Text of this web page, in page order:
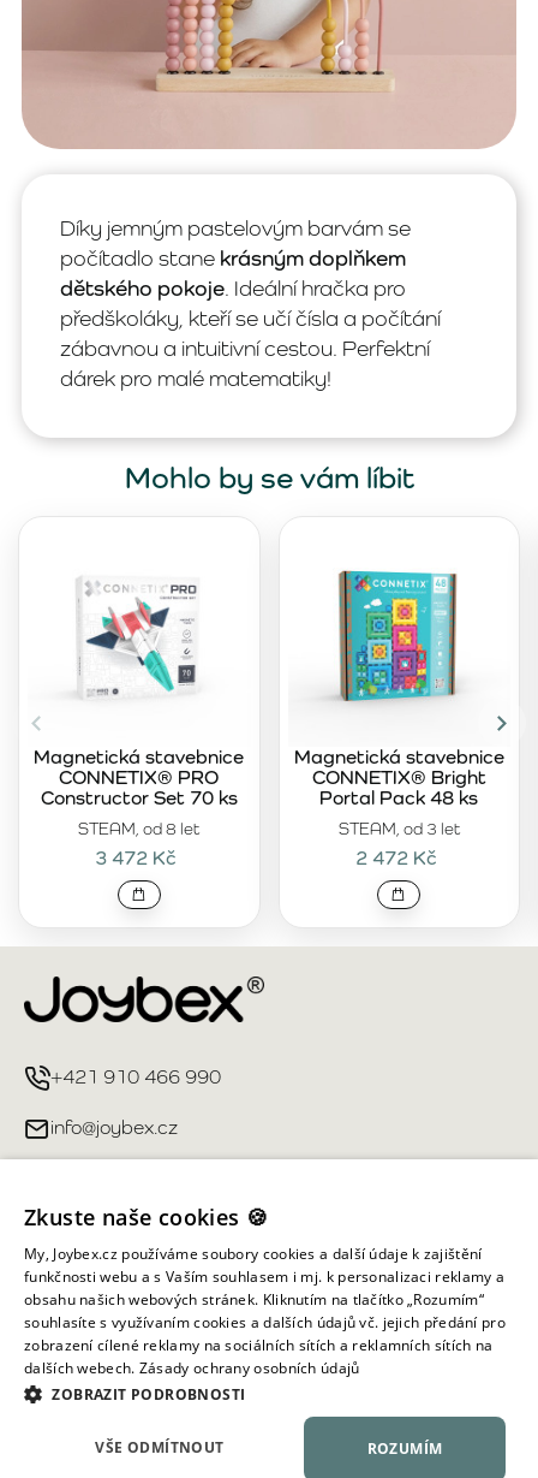
Díky jemným pastelovým barvám se
počítadlo stane krásným doplňkem
dětského pokoje. Ideální hračka pro
předškoláky, kteří se učí čísla a počítání
zábavnou a intuitivní cestou. Perfektní
dárek pro malé matematiky!
Mohlo by se vám líbit
STEAM, od 8 let
Magnetická stavebnice
CONNETIX® PRO
Constructor Set 70 ks
3 472 Kč
STEAM, od 3 let
Magnetická stavebnice
CONNETIX® Bright
Portal Pack 48 ks
2 472 Kč
+421 910 466 990
info@joybex.cz
Můj účet
Informace obchodu
Všechna práva vyhrazena ©
Zkuste naše cookies 🍪
My, Joybex.cz používáme soubory cookies a další údaje k zajištění
funkčnosti webu a s Vaším souhlasem i mj. k personalizaci reklamy a
obsahu našich webových stránek. Kliknutím na tlačítko „Rozumím“
souhlasíte s využívaním cookies a dalších údajů vč. jejich předání pro
zobrazení cílené reklamy na sociálních sítích a reklamních sítích na
dalších webech. Zásady ochrany osobních údajů
ZOBRAZIT PODROBNOSTI
ROZUMÍM
VŠE ODMÍTNOUT